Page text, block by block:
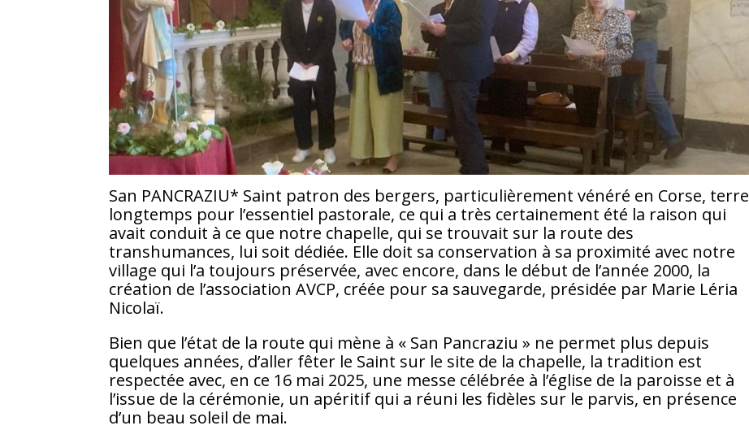
San PANCRAZIU* Saint patron des bergers, particulièrement vénéré en Corse, terre
longtemps pour l’essentiel pastorale, ce qui a très certainement été la raison qui
avait conduit à ce que notre chapelle, qui se trouvait sur la route des
transhumances, lui soit dédiée. Elle doit sa conservation à sa proximité avec notre
village qui l’a toujours préservée, avec encore, dans le début de l’année 2000, la
création de l’association AVCP, créée pour sa sauvegarde, présidée par Marie Léria
Nicolaï.
Bien que l’état de la route qui mène à « San Pancraziu » ne permet plus depuis
quelques années, d’aller fêter le Saint sur le site de la chapelle, la tradition est
respectée avec, en ce 16 mai 2025, une messe célébrée à l’église de la paroisse et à
l’issue de la cérémonie, un apéritif qui a réuni les fidèles sur le parvis, en présence
d’un beau soleil de mai.